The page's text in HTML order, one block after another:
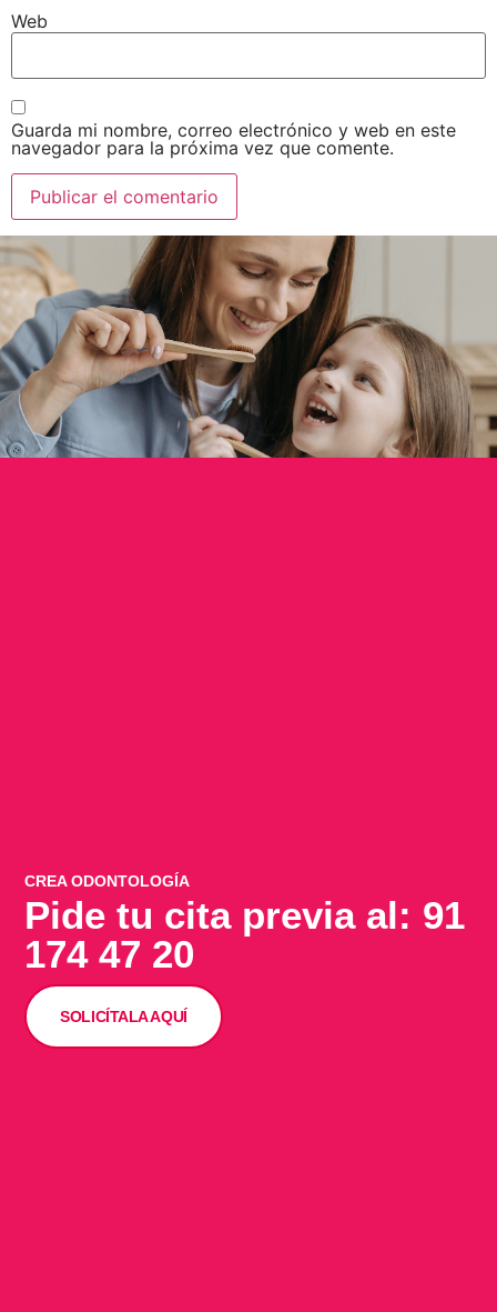
Web
Guarda mi nombre, correo electrónico y web en este
navegador para la próxima vez que comente.
CREA ODONTOLOGÍA
Pide tu cita previa al: 91
174 47 20
SOLICÍTALA AQUÍ